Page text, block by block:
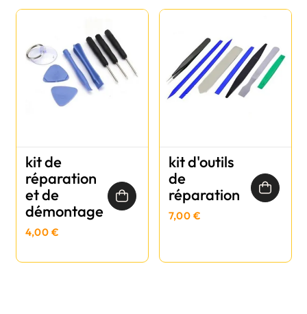
kit de
réparation
et de
démontage
4,00 €
kit d'outils
de
réparation
7,00 €